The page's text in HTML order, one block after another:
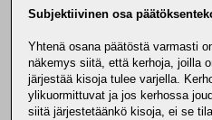
Subjektiivinen osa
Yhtenä osana päätöstä varmasti
näkemys siitä, että kerhoja, joilla
järjestää kisoja tulee varjella.
ylikuormittuvat ja jos kerhossa
siitä järjestetäänkö kisoja, ei se